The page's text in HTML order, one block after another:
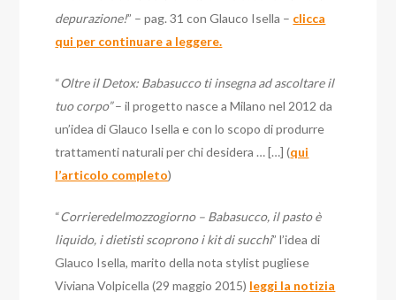
depurazione!” – pag. 31 con Glauco Isella – clicca
qui per continuare a leggere.
“Oltre il Detox: Babasucco ti insegna ad ascoltare il
tuo corpo”– il progetto nasce a Milano nel 2012 da
un’idea di Glauco Isella e con lo scopo di produrre
trattamenti naturali per chi desidera … […] (qui
l’articolo completo)
“Corrieredelmozzogiorno – Babasucco, il pasto è
liquido, i dietisti scoprono i kit di succhi” l’idea di
Glauco Isella, marito della nota stylist pugliese
Viviana Volpicella (29 maggio 2015) leggi la notizia